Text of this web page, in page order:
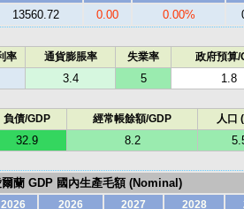
13560.72
0.00 0.00%
率 通貨膨脹率 失業率 政府預算/
3.4 5 1.8
負債/GDP 經常帳餘額/GDP 人口
32.9 8.2
蘭 GDP 國內生產毛額 (Nominal)
2026
2026
2027
2028